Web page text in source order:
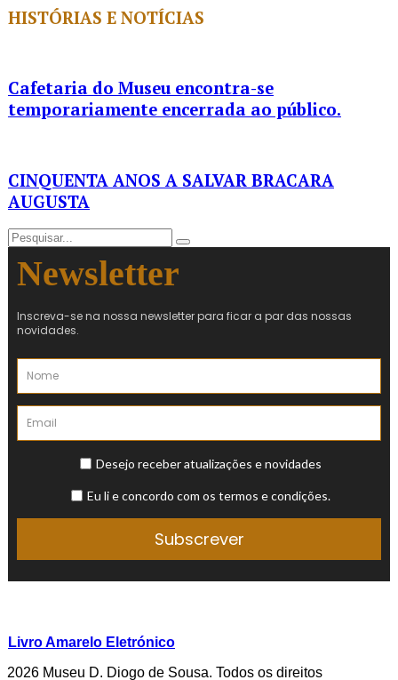
HISTÓRIAS E NOTÍCIAS
Cafetaria do Museu encontra-se
temporariamente encerrada ao público.
CINQUENTA ANOS A SALVAR BRACARA
AUGUSTA
Livro Amarelo Eletrónico
2026 Museu D. Diogo de Sousa. Todos os direitos